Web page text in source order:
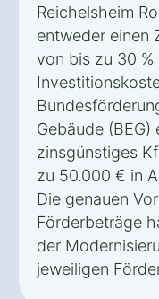
Reichelsheim
entweder einen
von bis zu 30 %
Gebäude (BEG)
zinsgünstiges
zu 50.000 € in
Die genauen
Förderbeträge
der
jeweiligen